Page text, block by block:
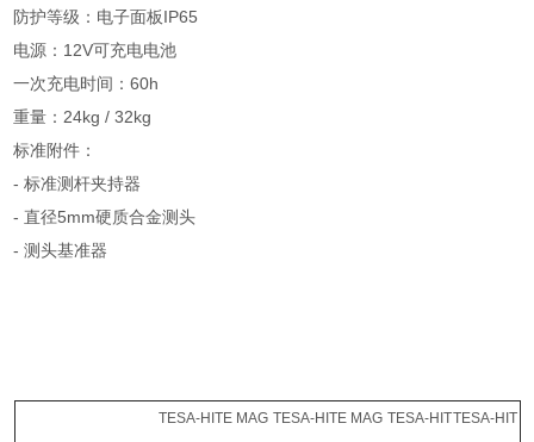
防护等级：电子面板IP65
电源：12V可充电电池
一次充电时间：60h
重量：24kg / 32kg
标准附件：
- 标准测杆夹持器
- 直径5mm硬质合金测头
- 测头基准器
TESA-HITE MAG TESA-HITE MAG TESA-HITTESA-HIT